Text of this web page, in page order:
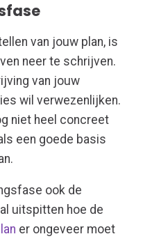
van jouw plan, is
neer te schrijven.
van jouw
wil verwezenlijken.
niet heel concreet
een goede basis
ook de
uitspitten hoe de
er ongeveer moet